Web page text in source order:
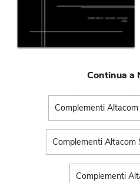
Continua a
Complementi
Complementi Altacom
Complementi